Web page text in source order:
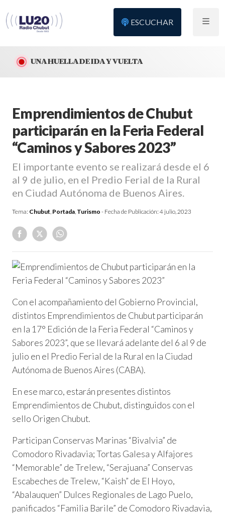
ESCUCHAR
UNA HUELLA DE IDA Y VUELTA
Emprendimientos de Chubut
participarán en la Feria Federal
“Caminos y Sabores 2023”
El importante evento se realizará desde el 6
al 9 de julio, en el Predio Ferial de la Rural
en Ciudad Autónoma de Buenos Aires.
Tema: Chubut, Portada, Turismo - Fecha de Publicación: 4 julio, 2023
Con el acompañamiento del Gobierno Provincial,
distintos Emprendimientos de Chubut participarán
en la 17° Edición de la Feria Federal “Caminos y
Sabores 2023”, que se llevará adelante del 6 al 9 de
julio en el Predio Ferial de la Rural en la Ciudad
Autónoma de Buenos Aires (CABA).
En ese marco, estarán presentes distintos
Emprendimientos de Chubut, distinguidos con el
sello Origen Chubut.
Participan Conservas Marinas “Bivalvia” de
Comodoro Rivadavia; Tortas Galesa y Alfajores
“Memorable” de Trelew, “Serajuana” Conservas
Escabeches de Trelew, “Kaish” de El Hoyo,
“Abalauquen” Dulces Regionales de Lago Puelo,
panificados “Familia Barile” de Comodoro Rivadavia,